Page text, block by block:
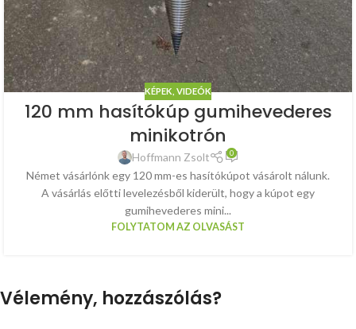
KÉPEK, VIDEÓK
120 mm hasítókúp gumihevederes
minikotrón
Hoffmann Zsolt 0
Német vásárlónk egy 120 mm-es hasítókúpot vásárolt nálunk.
A vásárlás előtti levelezésből kiderült, hogy a kúpot egy
gumihevederes mini...
FOLYTATOM AZ OLVASÁST
Vélemény, hozzászólás?